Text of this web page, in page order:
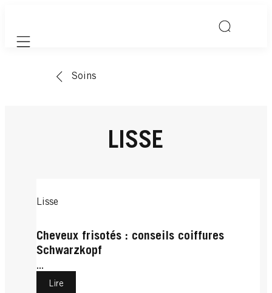
Mobile navigation
Soins
LISSE
Lisse
Cheveux frisotés : conseils coiffures
Schwarzkopf
...
Lire